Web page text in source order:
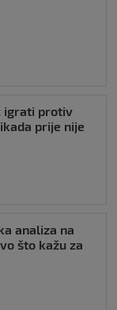
igrati protiv
prije nije
analiza na
što kažu za